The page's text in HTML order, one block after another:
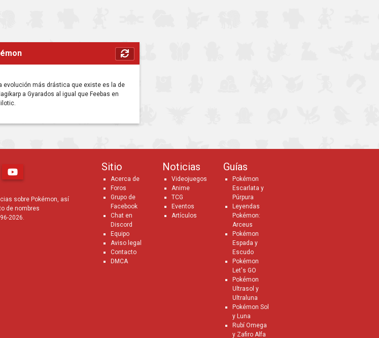
evolución más drástica que existe es la de
a Gyarados al igual que Feebas en
sobre Pokémon, así
de nombres
2026.
Sitio
Acerca de
Foros
Grupo de
Facebook
Chat en
Discord
Equipo
Aviso legal
Contacto
DMCA
Noticias
Videojuegos
Anime
TCG
Eventos
Artículos
Guías
Pokémon
Escarlata y
Púrpura
Leyendas
Pokémon:
Arceus
Pokémon
Espada y
Escudo
Pokémon
Let's GO
Pokémon
Ultrasol y
Ultraluna
Pokémon Sol
y Luna
Rubí Omega
y Zafiro Alfa